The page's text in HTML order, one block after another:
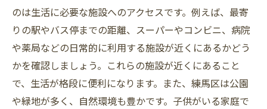
のは生活に必要な施設へのアクセスです。例えば、最寄
りの駅やバス停までの距離、スーパーやコンビニ、病院
や薬局などの日常的に利用する施設が近くにあるかどう
かを確認しましょう。これらの施設が近くにあること
で、生活が格段に便利になります。また、練馬区は公園
や緑地が多く、自然環境も豊かです。子供がいる家庭で